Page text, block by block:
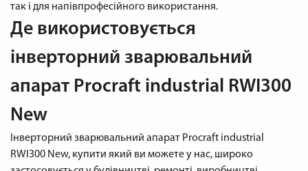
так і для напівпрофесійного використання.
Де використовується
інверторний зварювальний
апарат Procraft industrial RWI300
New
Інверторний зварювальний апарат Procraft industrial
RWI300 New, купити який ви можете у нас, широко